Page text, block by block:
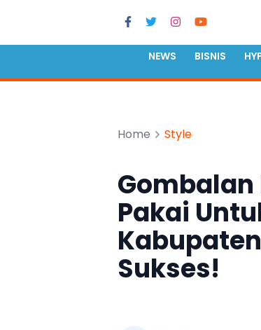
NEWS BISNIS
Home Style
Gombalan
Pakai
Sukses!